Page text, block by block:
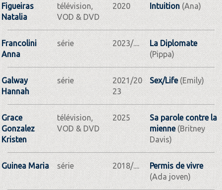
Figueiras
Natalia
télévision,
VOD & DVD
2020 Intuition(Ana)
Francolini
Anna
série 2023/....
La Diplomate
(Pippa)
Galway
Hannah
série
2021/20
23
Sex/Life(Emily)
Grace
Gonzalez
Kristen
télévision,
VOD & DVD
2025
Sa parole contre la
mienne(Britney
Davis)
Guinea Maria série 2018/....
Permis de vivre
(Ada joven)